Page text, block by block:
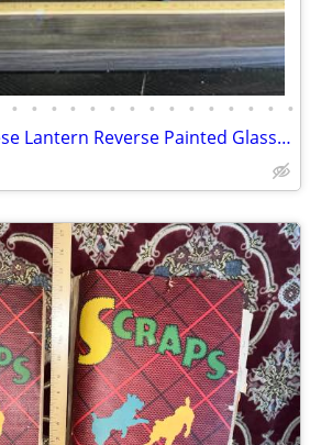
• • • • • • • • • • • • • • •
Large Antique Chinese Lantern Reverse Painted Glass Panels